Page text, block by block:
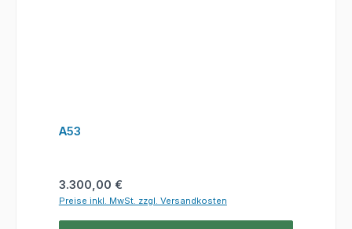
A53
Regulärer Preis:
3.300,00 €
Preise inkl. MwSt. zzgl. Versandkosten